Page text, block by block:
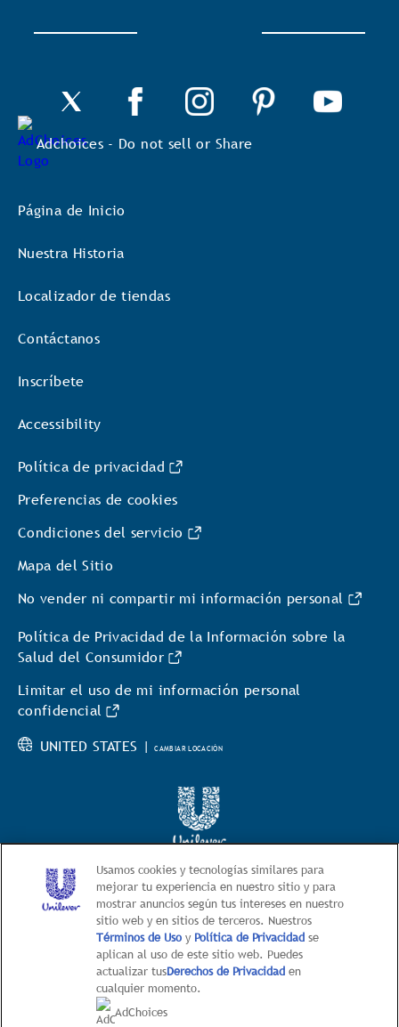
Adchoices - Do not sell or Share
Página de Inicio
Nuestra Historia
Localizador de tiendas
Contáctanos
Inscríbete
Accessibility
Política de privacidad
Preferencias de cookies
Condiciones del servicio
Mapa del Sitio
No vender ni compartir mi información personal
Política de Privacidad de la Información sobre la
Salud del Consumidor
Limitar el uso de mi información personal
confidencial
UNITED STATES |CAMBIAR LOCACIÓN
This web site is directed only to U.S. consumers for
products and services of Unilever United States.
This web site is not directed to consumers outside of
the U.S.
Usamos cookies y tecnologías similares para
mejorar tu experiencia en nuestro sitio y para
mostrar anuncios según tus intereses en nuestro
sitio web y en sitios de terceros. Nuestros
Términos de Uso y Política de Privacidadse
aplican al uso de este sitio web. Puedes
actualizar tusDerechos de Privacidad en
cualquier momento.
AdChoices